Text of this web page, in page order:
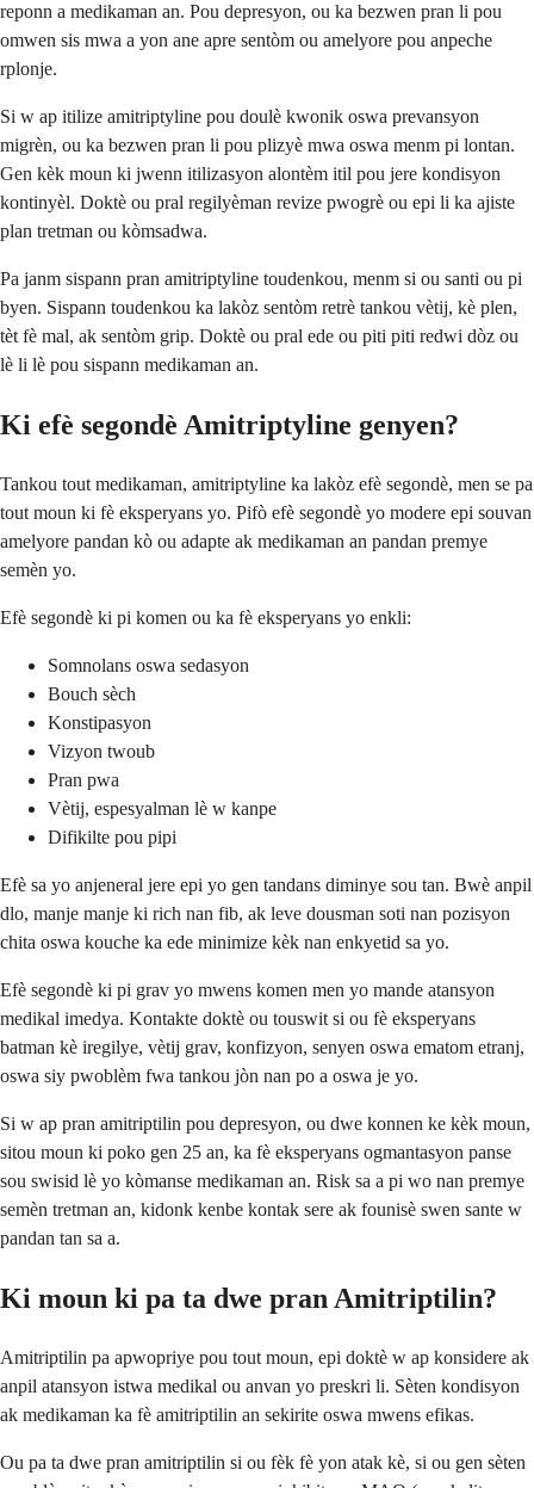
reponn a medikaman an. Pou depresyon, ou ka bezwen pran li pou
omwen sis mwa a yon ane apre sentòm ou amelyore pou anpeche
rplonje.
Si w ap itilize amitriptyline pou doulè kwonik oswa prevansyon
migrèn, ou ka bezwen pran li pou plizyè mwa oswa menm pi lontan.
Gen kèk moun ki jwenn itilizasyon alontèm itil pou jere kondisyon
kontinyèl. Doktè ou pral regilyèman revize pwogrè ou epi li ka ajiste
plan tretman ou kòmsadwa.
Pa janm sispann pran amitriptyline toudenkou, menm si ou santi ou pi
byen. Sispann toudenkou ka lakòz sentòm retrè tankou vètij, kè plen,
tèt fè mal, ak sentòm grip. Doktè ou pral ede ou piti piti redwi dòz ou
lè li lè pou sispann medikaman an.
Ki efè segondè Amitriptyline genyen?
Tankou tout medikaman, amitriptyline ka lakòz efè segondè, men se pa
tout moun ki fè eksperyans yo. Pifò efè segondè yo modere epi souvan
amelyore pandan kò ou adapte ak medikaman an pandan premye
semèn yo.
Efè segondè ki pi komen ou ka fè eksperyans yo enkli:
Somnolans oswa sedasyon
Bouch sèch
Konstipasyon
Vizyon twoub
Pran pwa
Vètij, espesyalman lè w kanpe
Difikilte pou pipi
Efè sa yo anjeneral jere epi yo gen tandans diminye sou tan. Bwè anpil
dlo, manje manje ki rich nan fib, ak leve dousman soti nan pozisyon
chita oswa kouche ka ede minimize kèk nan enkyetid sa yo.
Efè segondè ki pi grav yo mwens komen men yo mande atansyon
medikal imedya. Kontakte doktè ou touswit si ou fè eksperyans
batman kè iregilye, vètij grav, konfizyon, senyen oswa ematom etranj,
oswa siy pwoblèm fwa tankou jòn nan po a oswa je yo.
Si w ap pran amitriptilin pou depresyon, ou dwe konnen ke kèk moun,
sitou moun ki poko gen 25 an, ka fè eksperyans ogmantasyon panse
sou swisid lè yo kòmanse medikaman an. Risk sa a pi wo nan premye
semèn tretman an, kidonk kenbe kontak sere ak founisè swen sante w
pandan tan sa a.
Ki moun ki pa ta dwe pran Amitriptilin?
Amitriptilin pa apwopriye pou tout moun, epi doktè w ap konsidere ak
anpil atansyon istwa medikal ou anvan yo preskri li. Sèten kondisyon
ak medikaman ka fè amitriptilin an sekirite oswa mwens efikas.
Ou pa ta dwe pran amitriptilin si ou fèk fè yon atak kè, si ou gen sèten